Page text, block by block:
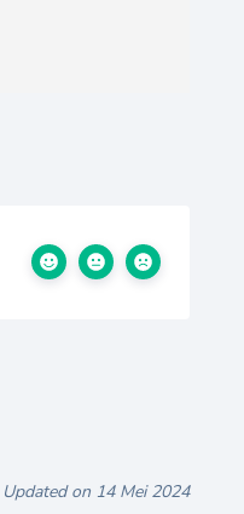
Updated on 14 Mei 2024